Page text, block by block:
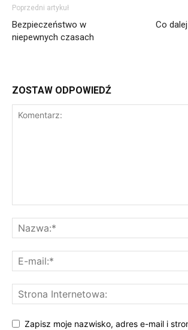
Poprzedni artykuł
Bezpieczeństwo w
niepewnych czasach
Co
ZOSTAW ODPOWIEDŹ
Zapisz moje nazwisko, adres e-mail i